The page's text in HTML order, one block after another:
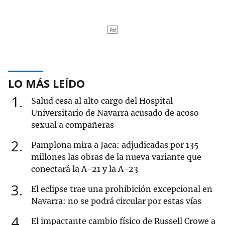
LO MÁS LEÍDO
1
Salud cesa al alto cargo del Hospital
Universitario de Navarra acusado de acoso
sexual a compañeras
2
Pamplona mira a Jaca: adjudicadas por 135
millones las obras de la nueva variante que
conectará la A-21 y la A-23
3
El eclipse trae una prohibición excepcional en
Navarra: no se podrá circular por estas vías
El impactante cambio físico de Russell Crowe a